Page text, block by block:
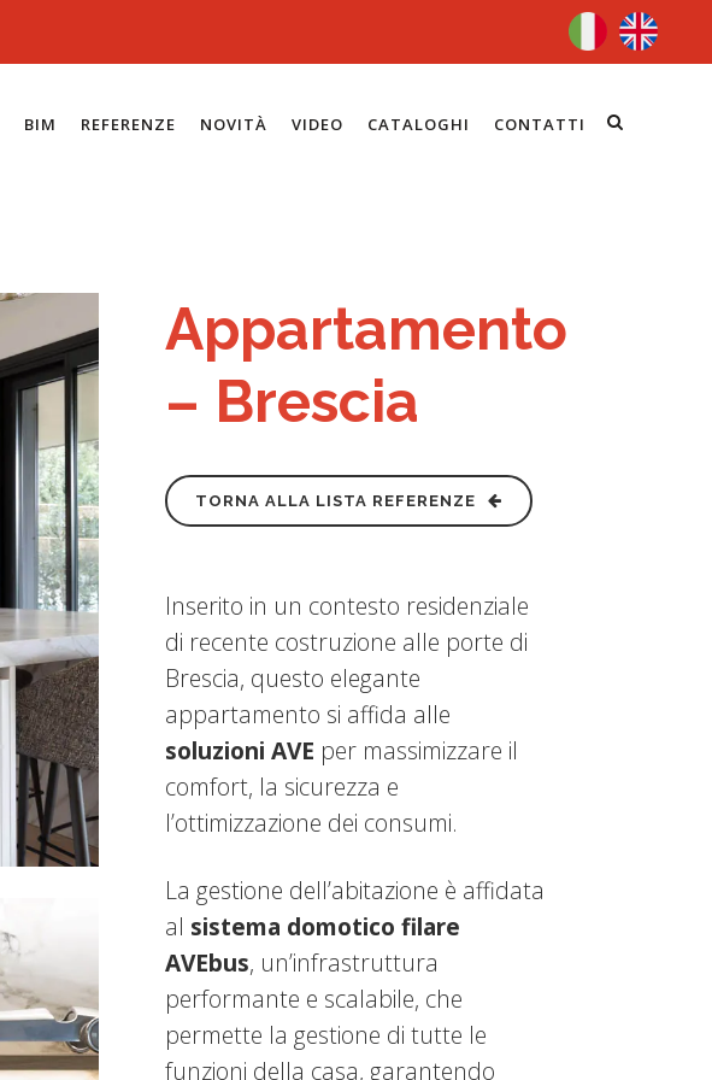
BIM REFERENZE NOVITÀ VIDEO CATALOGHI CONTATTI
Appartamento
– Brescia
TORNA ALLA LISTA REFERENZE
Inserito in un contesto residenziale
di recente costruzione alle porte di
Brescia, questo elegante
appartamento si affida alle
soluzioni AVE per massimizzare il
comfort, la sicurezza e
l’ottimizzazione dei consumi.
La gestione dell’abitazione è affidata
al sistema domotico filare
AVEbus, un’infrastruttura
performante e scalabile, che
permette la gestione di tutte le
funzioni della casa, garantendo